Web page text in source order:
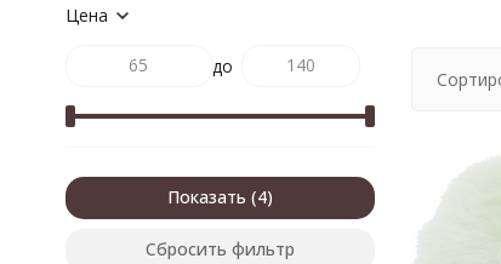
Цена
до
Показать
Сбросить фильтр